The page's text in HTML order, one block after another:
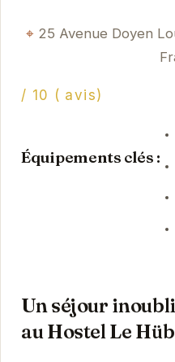
25 Avenue Doyen
/ 10 ( avis)
Équipements clés :
Un séjour
au Hostel Le Hüb